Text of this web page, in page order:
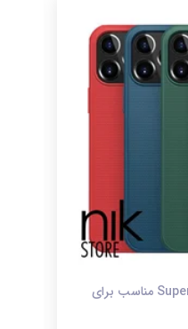
کاور نیلکین مدل Super Frosted مناسب برای